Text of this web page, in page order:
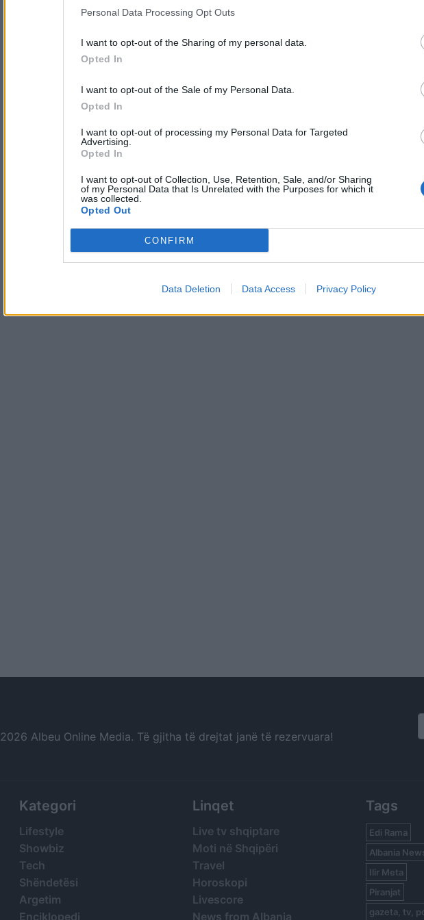
Personal Data Processing Opt Outs
I want to opt-out of the Sharing of my personal data.
Opted In
I want to opt-out of the Sale of my Personal Data.
Opted In
I want to opt-out of processing my Personal Data for Targeted
Advertising.
Opted In
I want to opt-out of Collection, Use, Retention, Sale, and/or Sharing
of my Personal Data that Is Unrelated with the Purposes for which it
was collected.
Opted Out
CONFIRM
Data Deletion Data Access Privacy Policy
2026 Albeu Online Media. Të gjitha të drejtat janë të rezervuara!
Kategori
Lifestyle
Showbiz
Tech
Shëndetësi
Argetim
Enciklopedi
Linqet
Live tv shqiptare
Moti në Shqipëri
Travel
Horoskopi
Livescore
News from Albania
Tags
Edi Rama
Albania
Ilir Meta
Piranjat
gazeta, tv,